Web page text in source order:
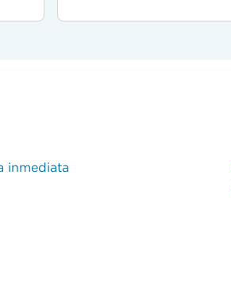
inmediata